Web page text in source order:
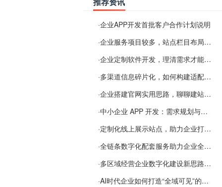
·企业APP开发首批客户合作计划说明
·企业服务项目较多，站点栏目布局规划参考思路
·企业定制软件开发，理清需求才能提升数字化落地效率
·多渠道信息碎片化，如何构建适配 AI 检索的品牌信息源
·企业搭建官网实用思路，聊聊建站容易忽视的问题
·中小企业 APP 开发：需求规划与项目落地避坑经验分享
·定制化线上展示站点，助力企业打通线上经营渠道
·全链条数字化配套服务助力企业全域线上经营
·多区域经营企业数字化建设新思路：多端载体与地域检索一体化落地思路分享
·AI时代企业如何打造“全域可见”的数字资产？梓彤超越给出新解法